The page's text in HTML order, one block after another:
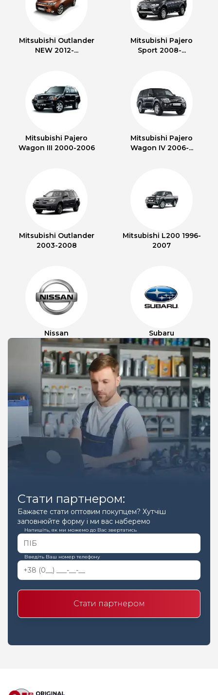
Mitsubishi Outlander
NEW 2012-...
Mitsubishi Pajero
Sport 2008-...
Mitsubishi Pajero
Wagon III 2000-2006
Mitsubishi Pajero
Wagon IV 2006-...
Mitsubishi Outlander
2003-2008
Mitsubishi L200 1996-
2007
Nissan Subaru
Стати партнером:
Бажаєте стати оптовим покупцем? Хутчіш
заповнюйте форму і ми вас наберемо
Напишіть, як ми можемо до Вас звертатись
Введіть Ваш номер телефону
Стати партнером